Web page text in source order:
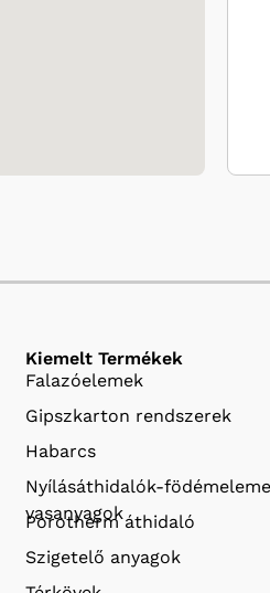
Kiemelt Termékek
Falazóelemek
Gipszkarton rendszerek
Habarcs
Nyílásáthidalók-
vasanyagok
Porotherm áthidaló
Szigetelő anyagok